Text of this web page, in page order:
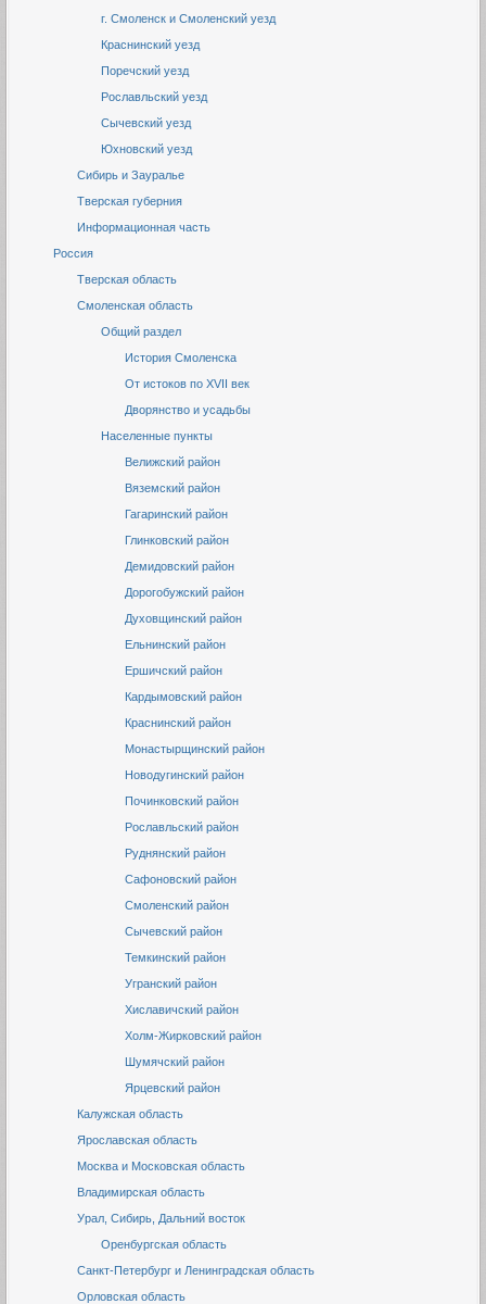
г. Смоленск и Смоленский уезд
Краснинский уезд
Поречский уезд
Рославльский уезд
Сычевский уезд
Юхновский уезд
Сибирь и Зауралье
Тверская губерния
Информационная часть
Россия
Тверская область
Смоленская область
Общий раздел
История Смоленска
От истоков по XVII век
Дворянство и усадьбы
Населенные пункты
Велижский район
Вяземский район
Гагаринский район
Глинковский район
Демидовский район
Дорогобужский район
Духовщинский район
Ельнинский район
Ершичский район
Кардымовский район
Краснинский район
Монастырщинский район
Новодугинский район
Починковский район
Рославльский район
Руднянский район
Сафоновский район
Смоленский район
Сычевский район
Темкинский район
Угранский район
Хиславичский район
Холм-Жирковский район
Шумячский район
Ярцевский район
Калужская область
Ярославская область
Москва и Московская область
Владимирская область
Урал, Сибирь, Дальний восток
Оренбургская область
Санкт-Петербург и Ленинградская область
Орловская область